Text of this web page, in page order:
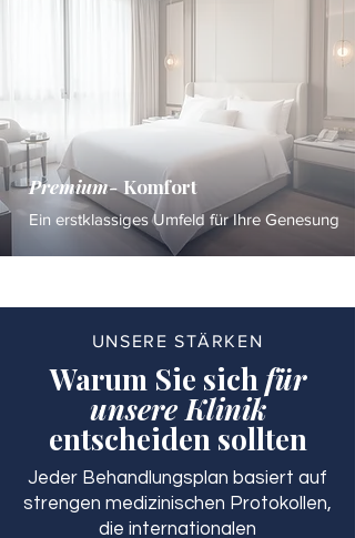
Premium-Komfort
Ein erstklassiges Umfeld für Ihre Genesung
UNSERE STÄRKEN
Warum Sie sichfür
unsere Klinik
entscheiden sollten
Jeder Behandlungsplan basiert auf
strengen medizinischen Protokollen,
die internationalen